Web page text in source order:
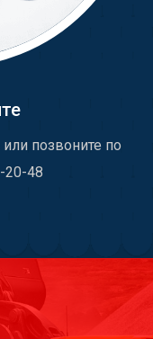
позвоните по
20-48